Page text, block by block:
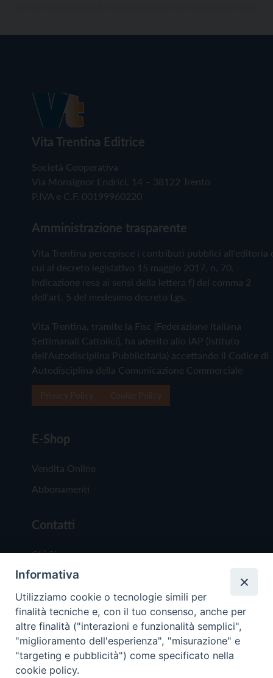
Vita Trentina Editrice
Società Cooperativa
Via Monsignor Endrici, 14 – 38122 Trento
P.IVA e C.F. 00199960220
Amministrazione trasparente
Vita Trentina percepisce i contributi pubblici all'editoria
cui al decreto legislativo 15 maggio 2017, n. 70.
Indicazione resa ai sensi della lettera f) del comma 2
dell'art. 5 del medesimo decreto Lgs.
Vita Trentina, tramite la Fisc (Federazione Italiana
Settimanali Cattolici), ha aderito allo IAP (Istituto
dell'Autodisciplina Pubblicitaria) accettando il Codice di
Autodisciplina della Comunicazione Commerciale
E-Shop
Vendita Online
Abbonamenti
Contatti
Chi Siamo
Redazione
Scrivici
Copyright © 2019 - Tutti i diritti riservati - Vita
Informativa
Utilizziamo cookie o tecnologie simili per
finalità tecniche e, con il tuo consenso, anche per
altre finalità ("interazioni e funzionalità semplici",
"miglioramento dell'esperienza", "misurazione" e
"targeting e pubblicità") come specificato nella
cookie policy.